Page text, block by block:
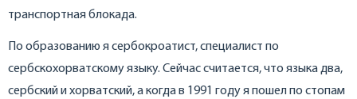
транспортная блокада.
По образованию я сербокроатист, специалист по
сербскохорватскому языку. Сейчас считается, что языка два,
сербский и хорватский, а когда в 1991 году я пошел по стопам